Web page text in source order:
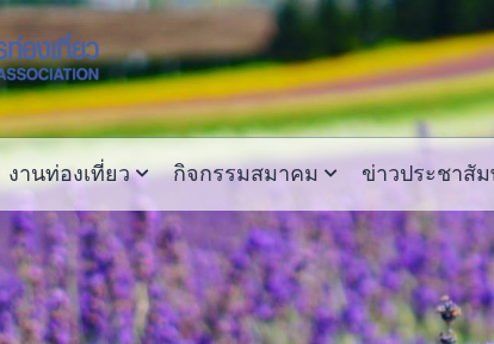
งานท่องเที่ยว กิจกรรมสมาคม ข่าวประชาสั